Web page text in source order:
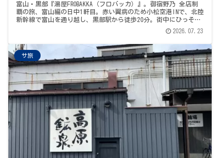
富山・黒部『湯屋FROBAKKA（フロバッカ）』。御宿野乃 全店制
覇の旅、富山編の日中1軒目。赤い翼病のため小松空港INで、北陸
新幹線で富山を通り越し、黒部駅から徒歩20分。街中にひっそり
潜む、ちょっとしたサウナテーマパーク。85℃薪ストーブの「や
まびこサウナ」は砂時計でロウリュ管理・窓からアルプス一望、
75℃「あなぐらサウナ」はコンクリート躯体に黒塗料の暗室で今
まで味わったことのない感覚、そして、土管型を含む深さバリエ
豊富な14℃の掛け流し地下水風呂と、日当たり良好のアディロン
ダック外気浴。日曜午後の、快適な、ととのう散歩の記録です。
2026.07.23
サ旅